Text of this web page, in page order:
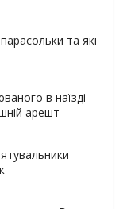
та які
в наїзді
арешт